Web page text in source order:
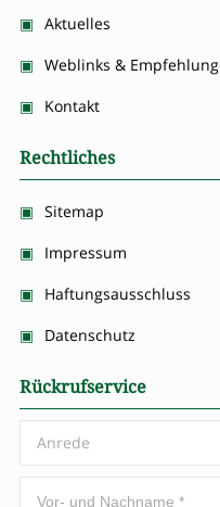
Aktuelles
Weblinks &
Kontakt
Rechtliches
Sitemap
Impressum
Haftungsausschluss
Datenschutz
Rückrufservice
Anrede